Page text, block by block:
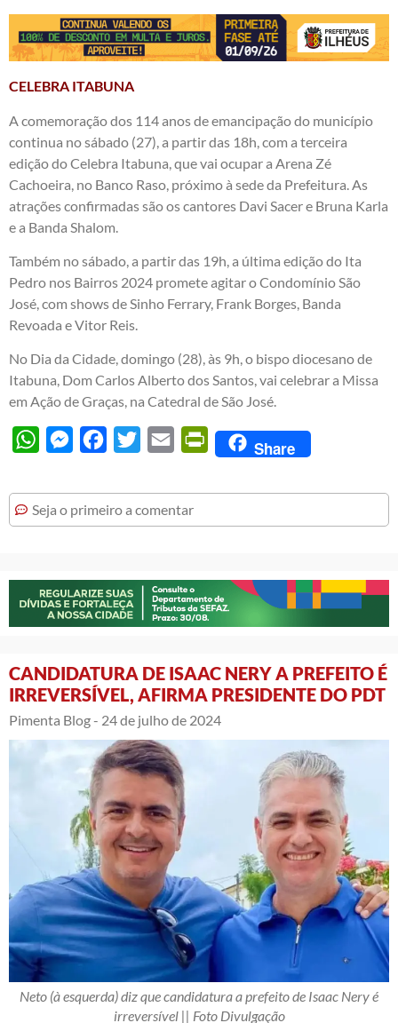
CELEBRA ITABUNA
A comemoração dos 114 anos de emancipação do município
continua no sábado (27), a partir das 18h, com a terceira
edição do Celebra Itabuna, que vai ocupar a Arena Zé
Cachoeira, no Banco Raso, próximo à sede da Prefeitura. As
atrações confirmadas são os cantores Davi Sacer e Bruna Karla
e a Banda Shalom.
Também no sábado, a partir das 19h, a última edição do Ita
Pedro nos Bairros 2024 promete agitar o Condomínio São
José, com shows de Sinho Ferrary, Frank Borges, Banda
Revoada e Vitor Reis.
No Dia da Cidade, domingo (28), às 9h, o bispo diocesano de
Itabuna, Dom Carlos Alberto dos Santos, vai celebrar a Missa
em Ação de Graças, na Catedral de São José.
WhatsAppMessengerFacebook
Twitter Email PrintFriendly
Share
Seja o primeiro a comentar
CANDIDATURA DE ISAAC NERY A PREFEITO É
IRREVERSÍVEL, AFIRMA PRESIDENTE DO PDT
Pimenta Blog - 24 de julho de 2024
Neto (à esquerda) diz que candidatura a prefeito de Isaac Nery é
irreversível || Foto Divulgação